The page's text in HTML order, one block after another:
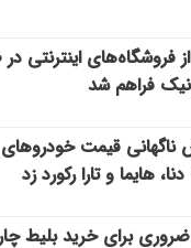
فروشگاه‌های اینترنتی در
فراهم شد
ناگهانی قیمت
هایما و تارا رکورد زد
برای خرید بلیط